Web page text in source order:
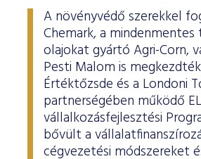
A növényvédő szerekkel
Chemark, a
olajokat gyártó Agri-Corn,
Pesti Malom is
Értéktőzsde és a Londoni
partnerségében működő
vállalkozásfejlesztési
bővült a
cégvezetési módszereket